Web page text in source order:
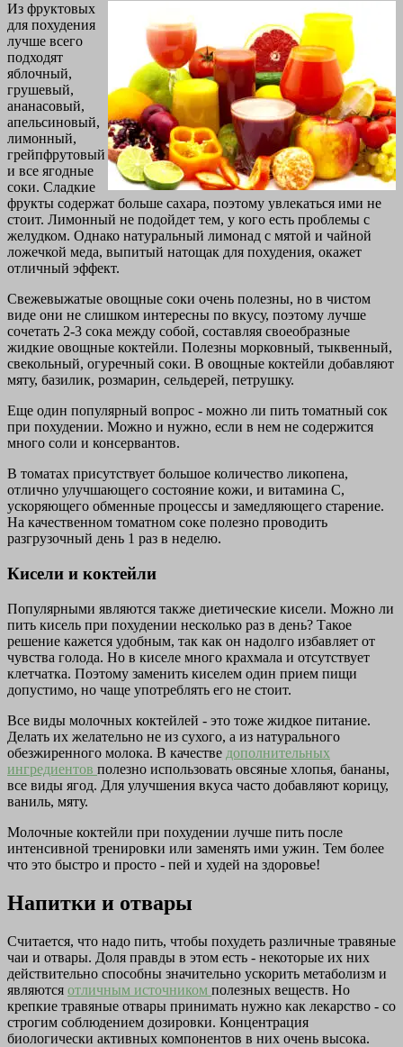
Из фруктовых
для похудения
лучше всего
подходят
яблочный,
грушевый,
ананасовый,
апельсиновый,
лимонный,
грейпфрутовый
и все ягодные
соки. Сладкие
фрукты содержат больше сахара, поэтому увлекаться ими не
стоит. Лимонный не подойдет тем, у кого есть проблемы с
желудком. Однако натуральный лимонад с мятой и чайной
ложечкой меда, выпитый натощак для похудения, окажет
отличный эффект.
Свежевыжатые овощные соки очень полезны, но в чистом
виде они не слишком интересны по вкусу, поэтому лучше
сочетать 2-3 сока между собой, составляя своеобразные
жидкие овощные коктейли. Полезны морковный, тыквенный,
свекольный, огуречный соки. В овощные коктейли добавляют
мяту, базилик, розмарин, сельдерей, петрушку.
Еще один популярный вопрос - можно ли пить томатный сок
при похудении. Можно и нужно, если в нем не содержится
много соли и консервантов.
В томатах присутствует большое количество ликопена,
отлично улучшающего состояние кожи, и витамина С,
ускоряющего обменные процессы и замедляющего старение.
На качественном томатном соке полезно проводить
разгрузочный день 1 раз в неделю.
Кисели и коктейли
Популярными являются также диетические кисели. Можно ли
пить кисель при похудении несколько раз в день? Такое
решение кажется удобным, так как он надолго избавляет от
чувства голода. Но в киселе много крахмала и отсутствует
клетчатка. Поэтому заменить киселем один прием пищи
допустимо, но чаще употреблять его не стоит.
Все виды молочных коктейлей - это тоже жидкое питание.
Делать их желательно не из сухого, а из натурального
обезжиренного молока. В качестве дополнительных
ингредиентов полезно использовать овсяные хлопья, бананы,
все виды ягод. Для улучшения вкуса часто добавляют корицу,
ваниль, мяту.
Молочные коктейли при похудении лучше пить после
интенсивной тренировки или заменять ими ужин. Тем более
что это быстро и просто - пей и худей на здоровье!
Напитки и отвары
Считается, что надо пить, чтобы похудеть различные травяные
чаи и отвары. Доля правды в этом есть - некоторые их них
действительно способны значительно ускорить метаболизм и
являются отличным источником полезных веществ. Но
крепкие травяные отвары принимать нужно как лекарство - со
строгим соблюдением дозировки. Концентрация
биологически активных компонентов в них очень высока.